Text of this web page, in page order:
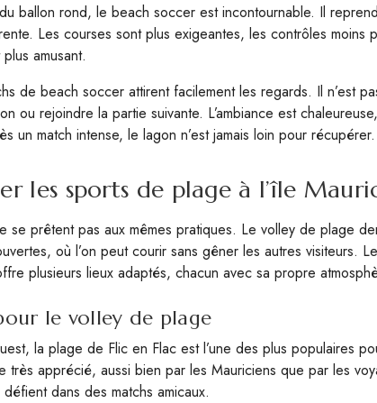
ballon rond, le beach soccer est incontournable. Il
Les courses sont plus exigeantes, les contrôles
amusant.
de beach soccer attirent facilement les regards. Il n’est
ou rejoindre la partie suivante. L’ambiance est
un match intense, le lagon n’est jamais loin pour récupérer.
les sports de plage à l’île
se prêtent pas aux mêmes pratiques. Le volley de plage
où l’on peut courir sans gêner les autres visiteurs.
plusieurs lieux adaptés, chacun avec sa propre
le volley de plage
la plage de Flic en Flac est l’une des plus populaires
très apprécié, aussi bien par les Mauriciens que par les
dans des matchs amicaux.